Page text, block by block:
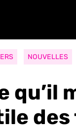
NOUVELLES
qu’il
des